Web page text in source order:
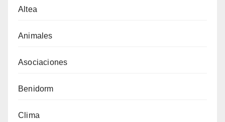
Altea
Animales
Asociaciones
Benidorm
Clima